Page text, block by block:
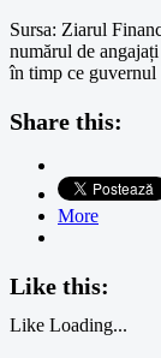
Sursa: Ziarul
numărul de
în timp ce
Share this:
More
Like this:
Like Loading...